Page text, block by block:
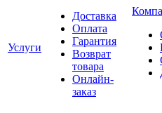
Услуги
Доставка
Оплата
Гарантия
Возврат
товара
Онлайн-
заказ